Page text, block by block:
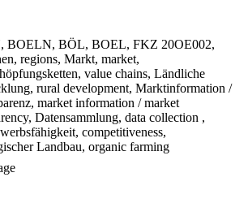
BOELN, BÖL, BOEL, FKZ 20OE002,
regions, Markt, market,
value chains, Ländliche
rural development, Marktinformation /
market information / market
Datensammlung, data collection ,
competitiveness,
Landbau, organic farming